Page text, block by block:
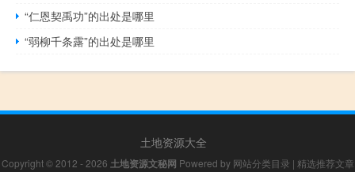
“仁恩契禹功”的出处是哪里
“弱柳千条露”的出处是哪里
土地资源大全
Copyright © 2012 - 2026 土地资源文秘网 Powered by 网站分类目录 | 精选推荐文章